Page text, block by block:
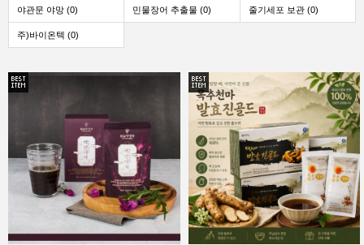
야관문 야망 (0) 민물장어 추출물 (0) 줄기세포 보관 (0)
주)바이온텍 (0)